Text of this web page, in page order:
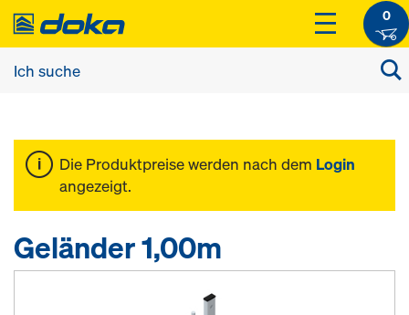
0
Die Produktpreise werden nach dem Login
angezeigt.
Geländer 1,00m